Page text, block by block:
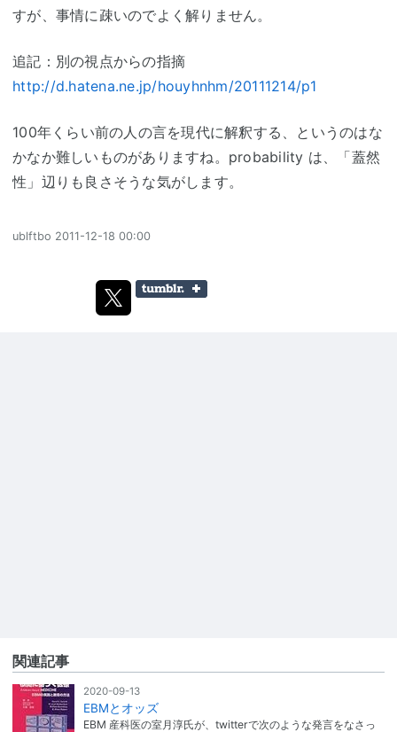
すが、事情に疎いのでよく解りません。
追記：別の視点からの指摘
http://d.hatena.ne.jp/houyhnhm/20111214/p1
100年くらい前の人の言を現代に解釈する、というのはな
かなか難しいものがありますね。probability は、「蓋然
性」辺りも良さそうな気がします。
ublftbo 2011-12-18 00:00
関連記事
2020-09-13
EBMとオッズ
EBM 産科医の室月淳氏が、twitterで次のような発言をなさっ